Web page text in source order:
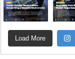
Load More